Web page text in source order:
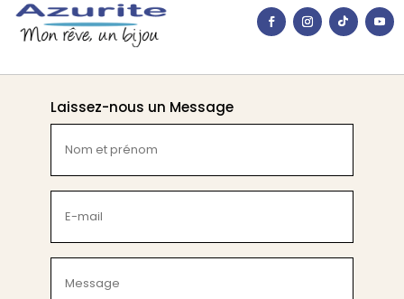
Laissez-nous un Message
et
prénom
(Nécessaire)
mail
(Nécessaire)
(Nécessaire)